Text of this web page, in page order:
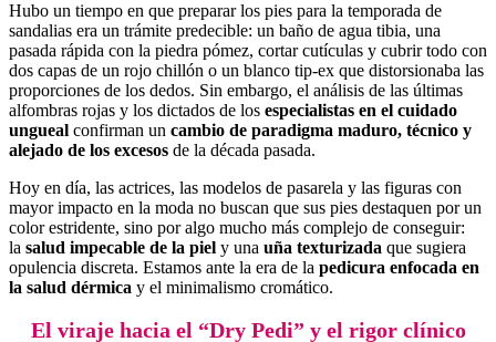
Hubo un tiempo en que preparar los pies para la temporada de
sandalias era un trámite predecible: un baño de agua tibia, una
pasada rápida con la piedra pómez, cortar cutículas y cubrir todo con
dos capas de un rojo chillón o un blanco tip-ex que distorsionaba las
proporciones de los dedos. Sin embargo, el análisis de las últimas
alfombras rojas y los dictados de los especialistas en el cuidado
ungueal confirman un cambio de paradigma maduro, técnico y
alejado de los excesos de la década pasada.
Hoy en día, las actrices, las modelos de pasarela y las figuras con
mayor impacto en la moda no buscan que sus pies destaquen por un
color estridente, sino por algo mucho más complejo de conseguir:
la salud impecable de la piel y una uña texturizada que sugiera
opulencia discreta. Estamos ante la era de la pedicura enfocada en
la salud dérmica y el minimalismo cromático.
El viraje hacia el “Dry Pedi” y el rigor clínico